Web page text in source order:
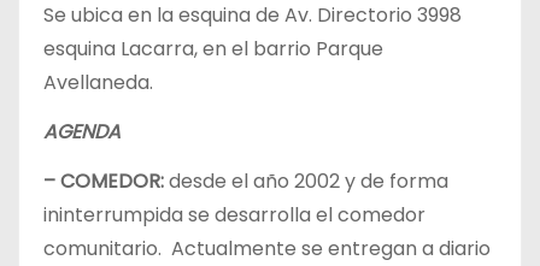
Se ubica en la esquina de Av. Directorio 3998
esquina Lacarra, en el barrio Parque
Avellaneda.
AGENDA
– COMEDOR:desde el año 2002 y de forma
ininterrumpida se desarrolla el comedor
comunitario. Actualmente se entregan a diario